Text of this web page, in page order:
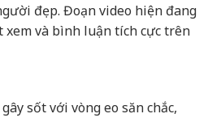
đẹp. Đoạn video hiện đang
và bình luận tích cực trên
sốt với vòng eo săn chắc,